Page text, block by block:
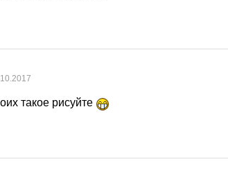
такое рисуйте